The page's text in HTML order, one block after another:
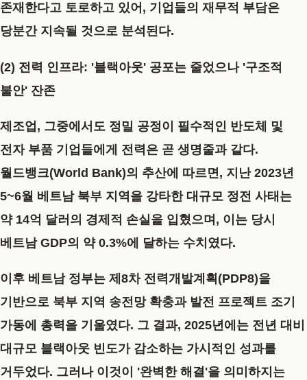
존재한다고 토로하고 있어, 기업들의 재무적 부담은
당분간 지속될 것으로 분석된다.
(2) 전력 인프라: '블랙아웃' 공포는 줄었으나 '구조적
불안' 잔존
제조업, 그중에서도 정밀 공정이 필수적인 반도체 및
전자 부품 기업들에게 전력은 곧 생명줄과 같다.
월드뱅크(World Bank)의 추산에 따르면, 지난 2023년
5~6월 베트남 북부 지역을 강타한 대규모 정전 사태는
약 14억 달러의 경제적 손실을 입혔으며, 이는 당시
베트남 GDP의 약 0.3%에 달하는 수치였다.
이후 베트남 정부는 제8차 전력개발계획(PDP8)을
기반으로 북부 지역 송전망 확충과 발전 프로젝트 조기
가동에 총력을 기울였다. 그 결과, 2025년에는 전년 대비
대규모 블랙아웃 빈도가 감소하는 가시적인 성과를
거두었다. 그러나 이것이 '완벽한 해결'을 의미하지는